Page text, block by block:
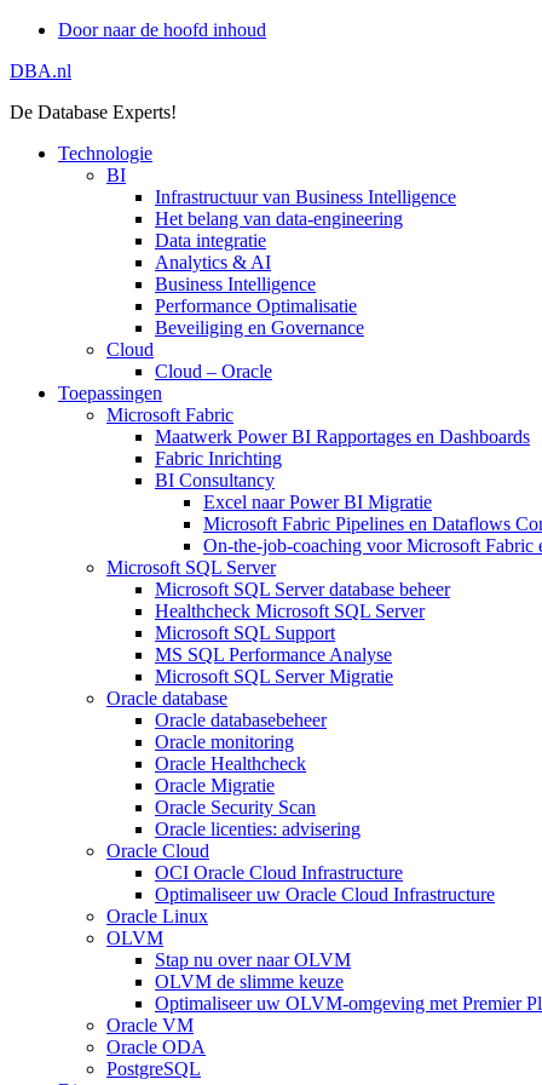
Door naar de hoofd inhoud
DBA.nl
De Database Experts!
Technologie
BI
Infrastructuur van Business Intelligence
Het belang van data-engineering
Data integratie
Analytics & AI
Business Intelligence
Performance Optimalisatie
Beveiliging en Governance
Cloud
Cloud – Oracle
Toepassingen
Microsoft Fabric
Maatwerk Power BI Rapportages en Dashboards
Fabric Inrichting
BI Consultancy
Excel naar Power BI Migratie
Microsoft Fabric Pipelines en Dataflows
On-the-job-coaching voor Microsoft Fabric
Microsoft SQL Server
Microsoft SQL Server database beheer
Healthcheck Microsoft SQL Server
Microsoft SQL Support
MS SQL Performance Analyse
Microsoft SQL Server Migratie
Oracle database
Oracle databasebeheer
Oracle monitoring
Oracle Healthcheck
Oracle Migratie
Oracle Security Scan
Oracle licenties: advisering
Oracle Cloud
OCI Oracle Cloud Infrastructure
Optimaliseer uw Oracle Cloud Infrastructure
Oracle Linux
OLVM
Stap nu over naar OLVM
OLVM de slimme keuze
Optimaliseer uw OLVM-omgeving met Premier
Oracle VM
Oracle ODA
PostgreSQL